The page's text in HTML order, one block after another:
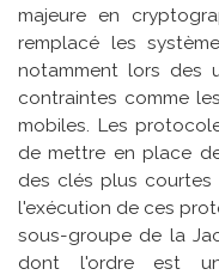
majeure en
remplacé les
notamment lors des
contraintes comme
mobiles. Les
de mettre en place
des clés plus courtes
l'exécution de ces
sous-groupe de la
dont l'ordre est